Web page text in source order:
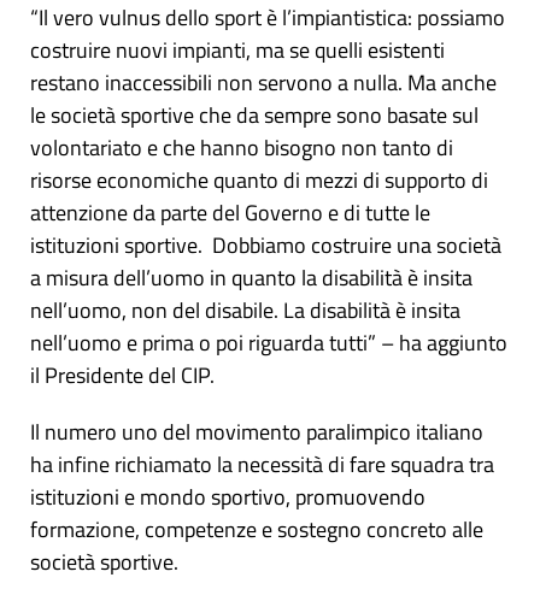
“Il vero vulnus dello sport è l’impiantistica: possiamo
costruire nuovi impianti, ma se quelli esistenti
restano inaccessibili non servono a nulla. Ma anche
le società sportive che da sempre sono basate sul
volontariato e che hanno bisogno non tanto di
risorse economiche quanto di mezzi di supporto di
attenzione da parte del Governo e di tutte le
istituzioni sportive. Dobbiamo costruire una società
a misura dell’uomo in quanto la disabilità è insita
nell’uomo, non del disabile. La disabilità è insita
nell’uomo e prima o poi riguarda tutti” – ha aggiunto
il Presidente del CIP.
Il numero uno del movimento paralimpico italiano
ha infine richiamato la necessità di fare squadra tra
istituzioni e mondo sportivo, promuovendo
formazione, competenze e sostegno concreto alle
società sportive.